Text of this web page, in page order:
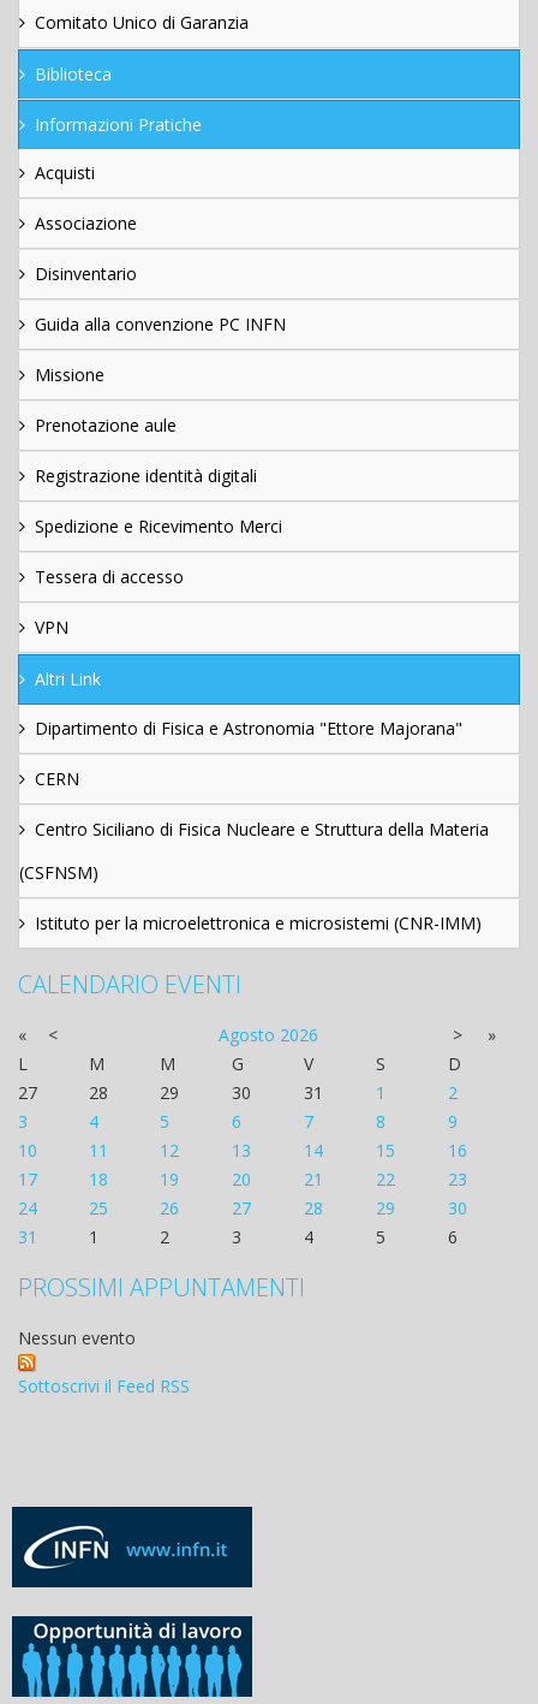
Comitato Unico di Garanzia
Biblioteca
Informazioni Pratiche
Acquisti
Associazione
Disinventario
Guida alla convenzione PC INFN
Missione
Prenotazione aule
Registrazione identità digitali
Spedizione e Ricevimento Merci
Tessera di accesso
VPN
Altri Link
Dipartimento di Fisica e Astronomia "Ettore Majorana"
CERN
Centro Siciliano di Fisica Nucleare e Struttura della Materia
(CSFNSM)
Istituto per la microelettronica e microsistemi (CNR-IMM)
CALENDARIO EVENTI
« < Agosto 2026 >
»
L
M M G V S
D
27
28 29 30 31 1
2
3
4 5 6 7 8
9
10
11 12 13 14 15
16
17
18 19 20 21 22
23
24
25 26 27 28 29
30
31
1 2 3 4 5 6
PROSSIMI APPUNTAMENTI
Nessun evento
Sottoscrivi il Feed RSS